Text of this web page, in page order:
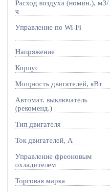
Расход воздуха (номин.), м3/
ч
Управление по Wi-Fi
Напряжение
Корпус
Мощность двигателей, кВт
Автомат. выключатель
(рекоменд.)
Тип двигателя
Ток двигателей, А
Управление фреоновым
охладителем
Торговая марка